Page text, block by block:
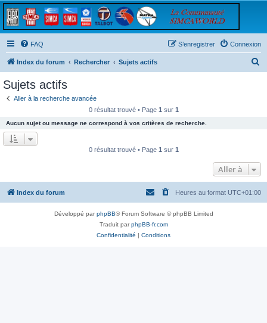
FAQ Connexion
S’enregistrer
Index du forum Rechercher Sujets actifs
e
r
Sujets actifs
Aller à la recherche avancée
0 résultat trouvé • Page 1 sur 1
Aucun sujet ou message ne correspond à vos critères de recherche.
0 résultat trouvé • Page 1 sur 1
Aller à
Index du forum Heures au format UTC+01:00
Développé parphpBB® Forum Software © phpBB Limited
Traduit parphpBB-fr.com
Confidentialité | Conditions